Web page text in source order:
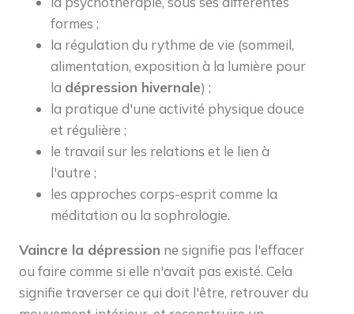
formes ;
la régulation du rythme de vie (sommeil,
alimentation, exposition à la lumière pour
la dépression hivernale) ;
la pratique d'une activité physique douce
et régulière ;
le travail sur les relations et le lien à
l'autre ;
les approches corps-esprit comme la
méditation ou la sophrologie.
Vaincre la dépression ne signifie pas l'effacer
ou faire comme si elle n'avait pas existé. Cela
signifie traverser ce qui doit l'être, retrouver du